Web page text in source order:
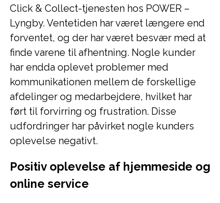
Click & Collect-tjenesten hos POWER –
Lyngby. Ventetiden har været længere end
forventet, og der har været besvær med at
finde varene til afhentning. Nogle kunder
har endda oplevet problemer med
kommunikationen mellem de forskellige
afdelinger og medarbejdere, hvilket har
ført til forvirring og frustration. Disse
udfordringer har påvirket nogle kunders
oplevelse negativt.
Positiv oplevelse af hjemmeside og
online service